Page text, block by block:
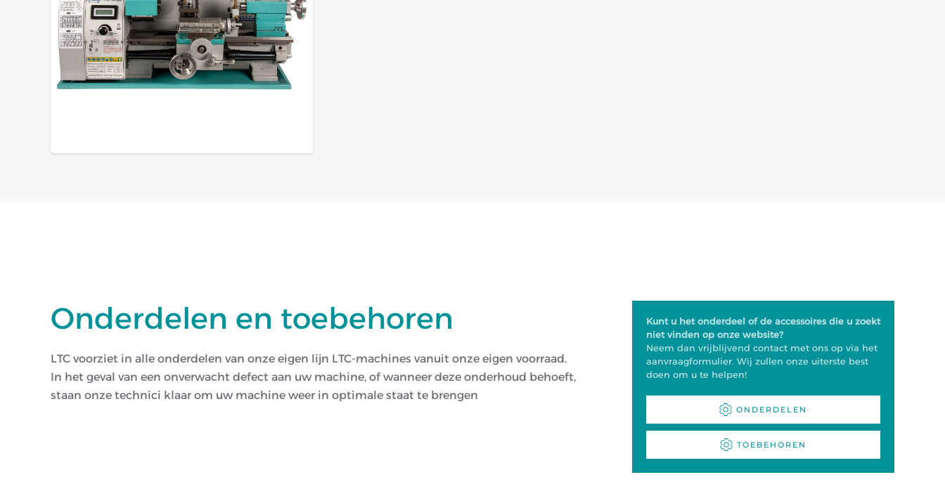
GROTE FOTO
Onderdelen en toebehoren
LTC voorziet in alle onderdelen van onze eigen lijn LTC-machines vanuit onze eigen voorraad.
In het geval van een onverwacht defect aan uw machine, of wanneer deze onderhoud behoeft,
staan onze technici klaar om uw machine weer in optimale staat te brengen
Kunt u het onderdeel of de accessoires die u zoekt
niet vinden op onze website?
Neem dan vrijblijvend contact met ons op via het
aanvraagformulier. Wij zullen onze uiterste best
doen om u te helpen!
ONDERDELEN
TOEBEHOREN